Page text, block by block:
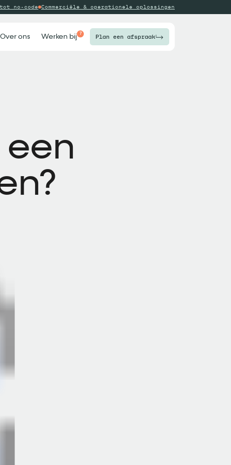
tot no-code Commerciële & operationele oplossingen
Over ons Werken bij 7 Plan een afspraak